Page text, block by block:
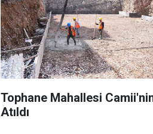
Tophane Mahallesi
Atıldı